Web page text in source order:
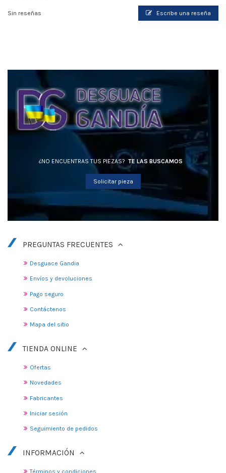
Sin reseñas Escribe una reseña
¿NO ENCUENTRAS TUS PIEZAS? TE LAS BUSCAMOS
Solicitar pieza
PREGUNTAS FRECUENTES
Desguace Gandia
Envíos y devoluciones
Pago seguro
Contáctenos
Mapa del sitio
TIENDA ONLINE
Ofertas
Novedades
Fabricantes
Iniciar sesión
Seguimiento de pedidos
INFORMACIÓN
Términos y condiciones